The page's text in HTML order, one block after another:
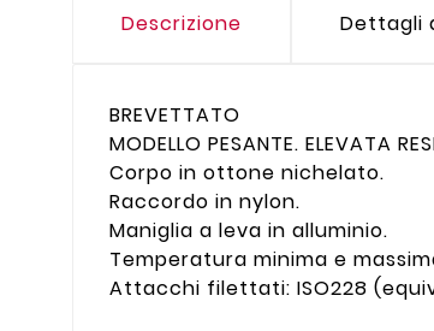
Descrizione Dettagli
BREVETTATO
MODELLO PESANTE. ELEVATA
Corpo in ottone nichelato.
Raccordo in nylon.
Maniglia a leva in alluminio.
Temperatura minima e
Attacchi filettati: ISO228